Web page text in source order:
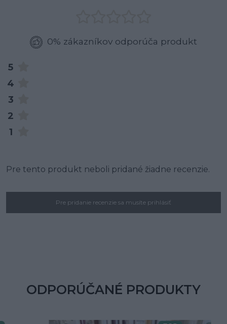
0% zákazníkov odporúča produkt
5
4
3
2
1
Pre tento produkt neboli pridané žiadne recenzie.
Pre pridanie recenzie sa musíte prihlásiť
ODPORÚČANÉ PRODUKTY